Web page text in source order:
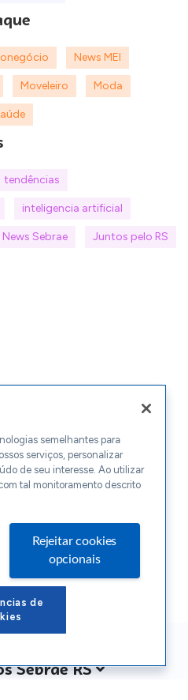
News MEI
Moveleiro Moda
tendências
inteligencia artificial
News Sebrae Juntos pelo RS
Sebrae RS
semelhantes para
serviços, personalizar
de seu interesse. Ao utilizar
tal monitoramento descrito
Rejeitar cookies
opcionais
de